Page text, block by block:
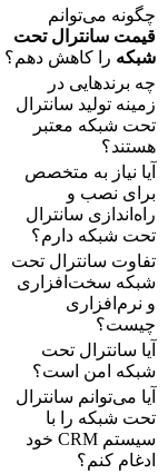
چگونه می‌توانم
قیمت سانترال تحت
شبکه را کاهش دهم؟
چه برندهایی در
زمینه تولید سانترال
تحت شبکه معتبر
هستند؟
آیا نیاز به متخصص
برای نصب و
راه‌اندازی سانترال
تحت شبکه دارم؟
تفاوت سانترال تحت
شبکه سخت‌افزاری
و نرم‌افزاری
چیست؟
آیا سانترال تحت
شبکه امن است؟
آیا می‌توانم سانترال
تحت شبکه را با
سیستم CRM خود
ادغام کنم؟